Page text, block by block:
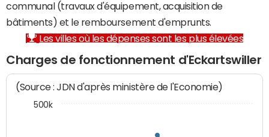
communal (travaux d'équipement, acquisition de
bâtiments) et le remboursement d'emprunts.
Les villes où les dépenses sont les plus élevées
Charges de fonctionnement d'Eckartswiller
(Source : JDN d'après ministère de l'Economie)
500k